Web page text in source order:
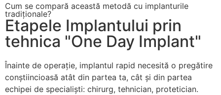
Cum se compară această metodă cu implanturile
tradiționale?
Etapele Implantului prin
tehnica "One Day Implant"
Înainte de operație, implantul rapid necesită o pregătire
conștiincioasă atât din partea ta, cât și din partea
echipei de specialiști: chirurg, tehnician, protetician.